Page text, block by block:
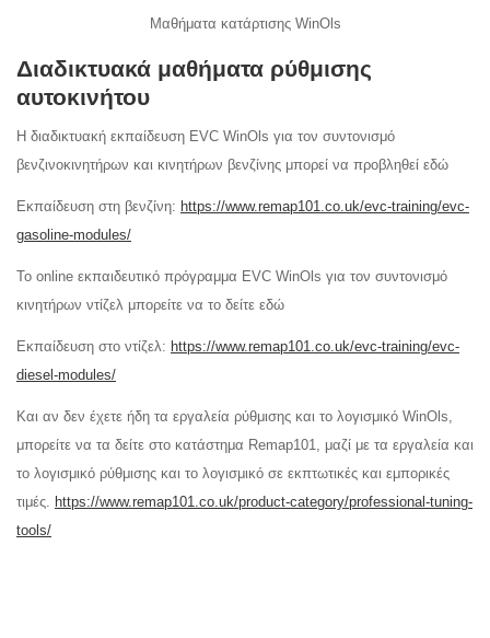
Μαθήματα κατάρτισης WinOls
Διαδικτυακά μαθήματα ρύθμισης
αυτοκινήτου
Η διαδικτυακή εκπαίδευση EVC WinOls για τον συντονισμό
βενζινοκινητήρων και κινητήρων βενζίνης μπορεί να προβληθεί εδώ
Εκπαίδευση στη βενζίνη: https://www.remap101.co.uk/evc-training/evc-
gasoline-modules/
Το online εκπαιδευτικό πρόγραμμα EVC WinOls για τον συντονισμό
κινητήρων ντίζελ μπορείτε να το δείτε εδώ
Εκπαίδευση στο ντίζελ: https://www.remap101.co.uk/evc-training/evc-
diesel-modules/
Και αν δεν έχετε ήδη τα εργαλεία ρύθμισης και το λογισμικό WinOls,
μπορείτε να τα δείτε στο κατάστημα Remap101, μαζί με τα εργαλεία και
το λογισμικό ρύθμισης και το λογισμικό σε εκπτωτικές και εμπορικές
τιμές. https://www.remap101.co.uk/product-category/professional-tuning-
tools/